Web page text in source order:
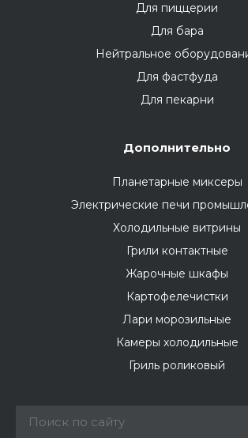
Для пиццерии
Для бара
Нейтральное
Для фастфуда
Для пекарни
Дополнительно
Планетарные миксеры
Электрические печи
Холодильные витрины
Грили контактные
Жарочные шкафы
Картофелечистки
Лари морозильные
Камеры холодильные
Гриль роликовый